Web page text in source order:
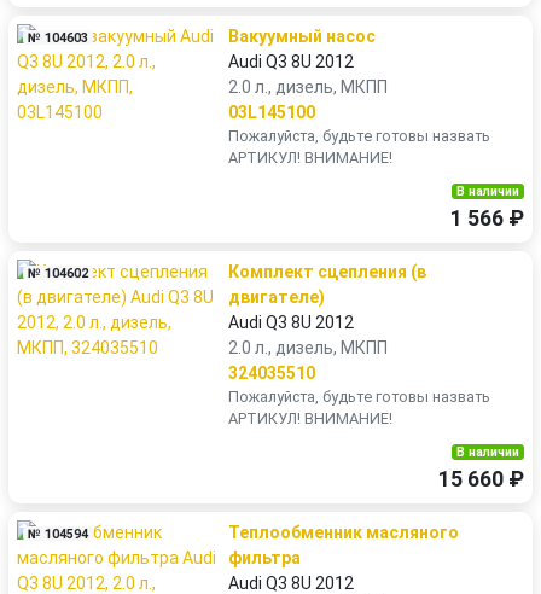
№ 104603
Вакуумный насос
Audi Q3 8U 2012
2.0 л., дизель, МКПП
03L145100
Пожалуйста, будьте готовы назвать
АРТИКУЛ! ВНИМАНИЕ!
В наличии
1 566 ₽
№ 104602
Комплект сцепления (в
двигателе)
Audi Q3 8U 2012
2.0 л., дизель, МКПП
324035510
Пожалуйста, будьте готовы назвать
АРТИКУЛ! ВНИМАНИЕ!
В наличии
15 660 ₽
№ 104594
Теплообменник масляного
фильтра
Audi Q3 8U 2012